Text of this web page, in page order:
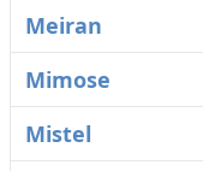
Meiran
Mimose
Mistel